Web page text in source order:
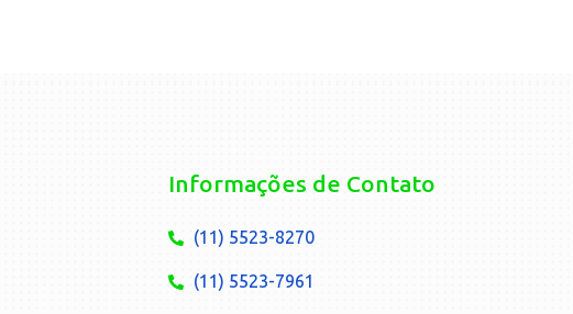
Informações de Contato
(11) 5523-8270
(11) 5523-7961